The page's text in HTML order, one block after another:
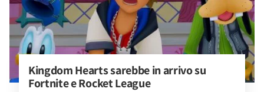
Kingdom Hearts sarebbe in arrivo su
Fortnite e Rocket League